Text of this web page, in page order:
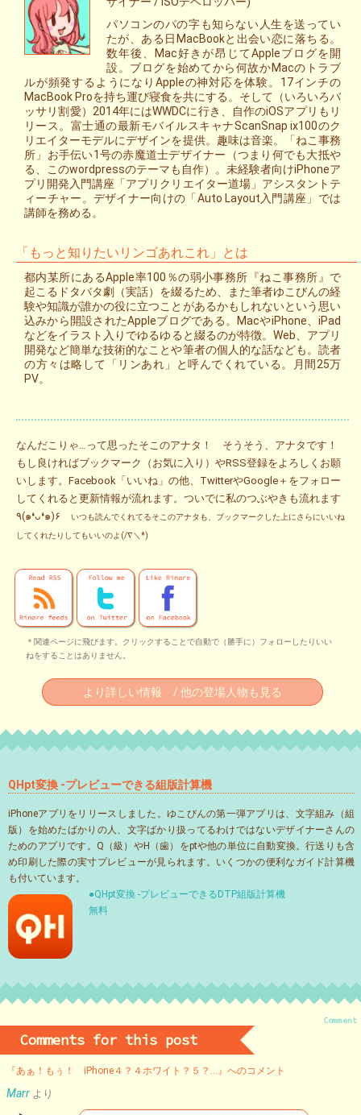
パソコンのパの字も知らない人生を送ってい
たが、ある日MacBookと出会い恋に落ちる。
数年後、Mac好きが昂じてAppleブログを開
設。ブログを始めてから何故かMacのトラブ
ルが頻発するようになりAppleの神対応を体験。17インチの
MacBook Proを持ち運び寝食を共にする。そして（いろいろバ
ッサリ割愛）2014年にはWWDCに行き、自作のiOSアプリもリ
リース。富士通の最新モバイルスキャナScanSnap ix100のク
リエイターモデルにデザインを提供。趣味は音楽。「ねこ事務
所」お手伝い1号の赤魔道士デザイナー（つまり何でも大抵や
る、このwordpressのテーマも自作）。未経験者向けiPhoneア
プリ開発入門講座「アプリクリエイター道場」アシスタントテ
ィーチャー。デザイナー向けの「Auto Layout入門講座」では
講師を務める。
「もっと知りたいリンゴあれこれ」とは
都内某所にあるApple率100％の弱小事務所『ねこ事務所』で
起こるドタバタ劇（実話）を綴るため、また筆者ゆこびんの経
験や知識が誰かの役に立つことがあるかもしれないという思い
込みから開設されたAppleブログである。MacやiPhone、iPad
などをイラスト入りでゆるゆると綴るのが特徴。Web、アプリ
開発など簡単な技術的なことや筆者の個人的な話なども。読者
の方々は略して「リンあれ」と呼んでくれている。月間25万
PV。
なんだこりゃ…って思ったそこのアナタ！ そうそう、アナタです！
もし良ければブックマーク（お気に入り）やRSS登録をよろしくお願
いします。Facebook「いいね」の他、TwitterやGoogle＋をフォロー
してくれると更新情報が流れます。ついでに私のつぶやきも流れます
٩(๑❛ᴗ❛๑)۶
いつも読んでくれてるそこのアナタも、ブックマークした上にさらにいいね
してくれたりしてもいいのよ(/∇＼*)
＊関連ページに飛びます。クリックすることで自動で（勝手に）フォローしたりいい
ねをすることはありません。
より詳しい情報 / 他の登場人物も見る
QHpt変換 -プレビューできる組版計算機
iPhoneアプリをリリースしました。ゆこびんの第一弾アプリは、文字組み（組
版）を始めたばかりの人、文字ばかり扱ってるわけではないデザイナーさんの
ためのアプリです。Q（級）やH（歯）をptや他の単位に自動変換。行送りも含
め印刷した際の実寸プレビューが見られます。いくつかの便利なガイド計算機
も付いています。
●QHpt変換 -プレビューできるDTP組版計算機
無料
Comment
Comments for this post
『あぁ！もぅ！ iPhone４？４ホワイト？５？…』へのコメント
Marr より